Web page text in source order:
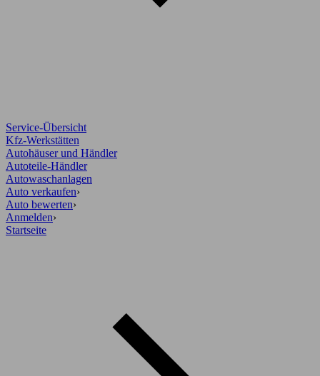
Service-Übersicht
Kfz-Werkstätten
Autohäuser und Händler
Autoteile-Händler
Autowaschanlagen
Auto verkaufen›
Auto bewerten›
Anmelden›
Startseite